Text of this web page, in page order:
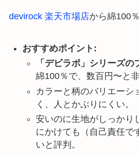
devirock 楽天市場店から綿100
おすすめポイント:
「デビラボ」シリーズの
綿100％で、数百円〜と非
カラーと柄のバリエーシ
く、人とかぶりにくい。
安いのに生地がしっかり
にかけても（自己責任で
いと評判。